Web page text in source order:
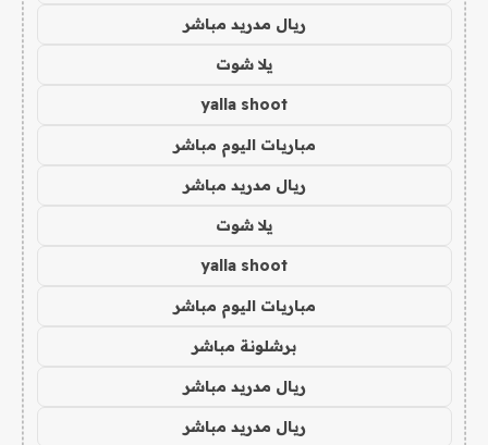
ريال مدريد مباشر
يلا شوت
yalla shoot
مباريات اليوم مباشر
ريال مدريد مباشر
يلا شوت
yalla shoot
مباريات اليوم مباشر
برشلونة مباشر
ريال مدريد مباشر
ريال مدريد مباشر